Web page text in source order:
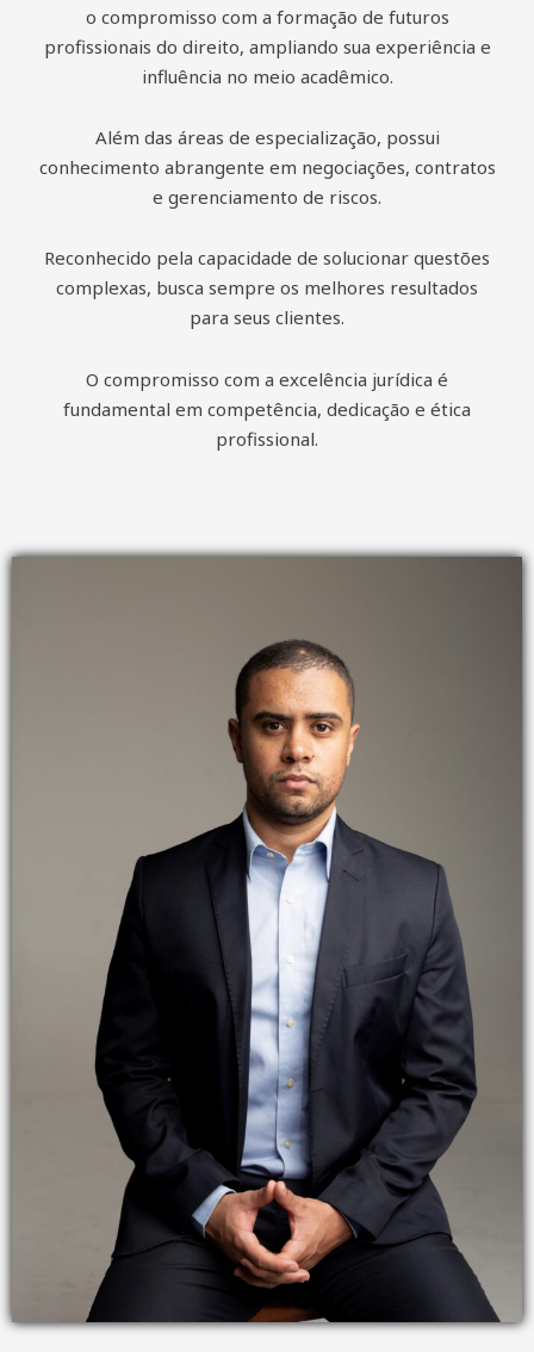
o compromisso com a formação de futuros
profissionais do direito, ampliando sua experiência e
influência no meio acadêmico.
Além das áreas de especialização, possui
conhecimento abrangente em negociações, contratos
e gerenciamento de riscos.
Reconhecido pela capacidade de solucionar questões
complexas, busca sempre os melhores resultados
para seus clientes.
O compromisso com a excelência jurídica é
fundamental em competência, dedicação e ética
profissional.